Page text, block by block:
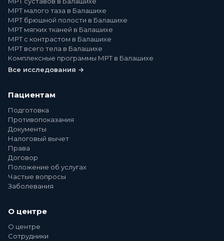
МРТ малого таза в Балашихе
МРТ брюшной полости в Балашихе
МРТ мягких тканей в Балашихе
МРТ с контрастом в Балашихе
МРТ всего тела в Балашихе
Комплексные программы МРТ в Балашихе
Все исследования →
Пациентам
Подготовка
Противопоказания
Документы
Налоговый вычет
Права
Договор
Положение об услугах
Частые вопросы
Заболевания
О центре
О центре
Сотрудники